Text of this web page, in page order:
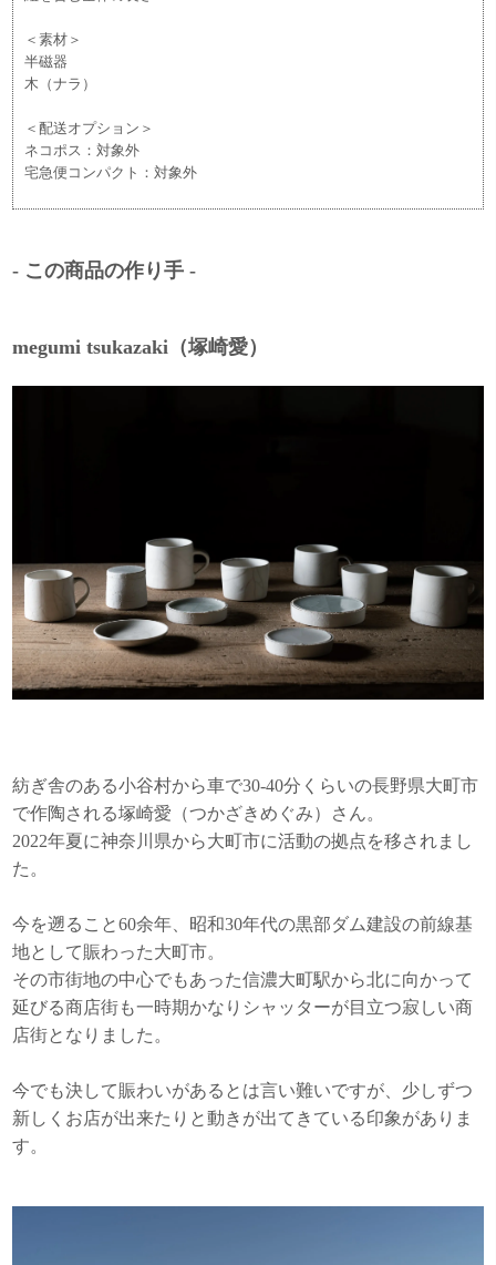
＜素材＞
半磁器
木（ナラ）
＜配送オプション＞
ネコポス：対象外
宅急便コンパクト：対象外
- この商品の作り手 -
megumi tsukazaki（塚崎愛）
紡ぎ舎のある小谷村から車で30-40分くらいの長野県大町市
で作陶される塚崎愛（つかざきめぐみ）さん。
2022年夏に神奈川県から大町市に活動の拠点を移されまし
た。
今を遡ること60余年、昭和30年代の黒部ダム建設の前線基
地として賑わった大町市。
その市街地の中心でもあった信濃大町駅から北に向かって
延びる商店街も一時期かなりシャッターが目立つ寂しい商
店街となりました。
今でも決して賑わいがあるとは言い難いですが、少しずつ
新しくお店が出来たりと動きが出てきている印象がありま
す。